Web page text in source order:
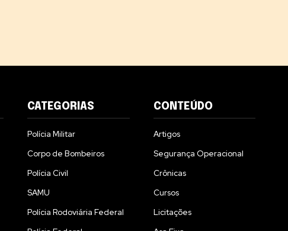
CATEGORIAS
Polícia Militar
Corpo de Bombeiros
Polícia Civil
SAMU
Polícia Rodoviária Federal
CONTEÚDO
Artigos
Segurança Operacional
Crônicas
Cursos
Licitações